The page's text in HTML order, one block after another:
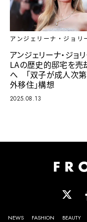
アンジェリーナ・ジョリ
アンジェリーナ・ジョリ
LAの歴史的邸宅を売
へ 「双子が成人次第
外移住」構想
2025.08.13
NEWS FASHION BEAUTY